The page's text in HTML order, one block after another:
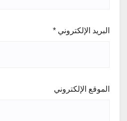
البريد الإلكتروني *
الموقع الإلكتروني